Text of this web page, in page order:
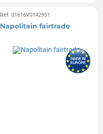
Réf. 01616V0142951
Napolitain fairtrade